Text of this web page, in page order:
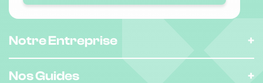
Notre Entreprise
Nos Guides